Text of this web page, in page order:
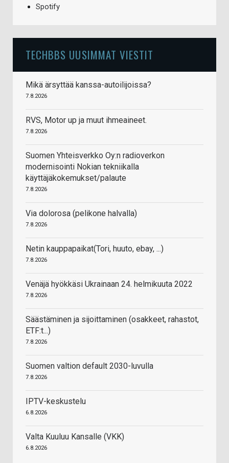
Spotify
TECHBBS UUSIMMAT VIESTIT
Mikä ärsyttää kanssa-autoilijoissa?
7.8.2026
RVS, Motor up ja muut ihmeaineet.
7.8.2026
Suomen Yhteisverkko Oy:n radioverkon
modernisointi Nokian tekniikalla
käyttäjäkokemukset/palaute
7.8.2026
Via dolorosa (pelikone halvalla)
7.8.2026
Netin kauppapaikat(Tori, huuto, ebay, ...)
7.8.2026
Venäjä hyökkäsi Ukrainaan 24. helmikuuta 2022
7.8.2026
Säästäminen ja sijoittaminen (osakkeet, rahastot,
ETF:t...)
7.8.2026
Suomen valtion default 2030-luvulla
7.8.2026
IPTV-keskustelu
6.8.2026
Valta Kuuluu Kansalle (VKK)
6.8.2026